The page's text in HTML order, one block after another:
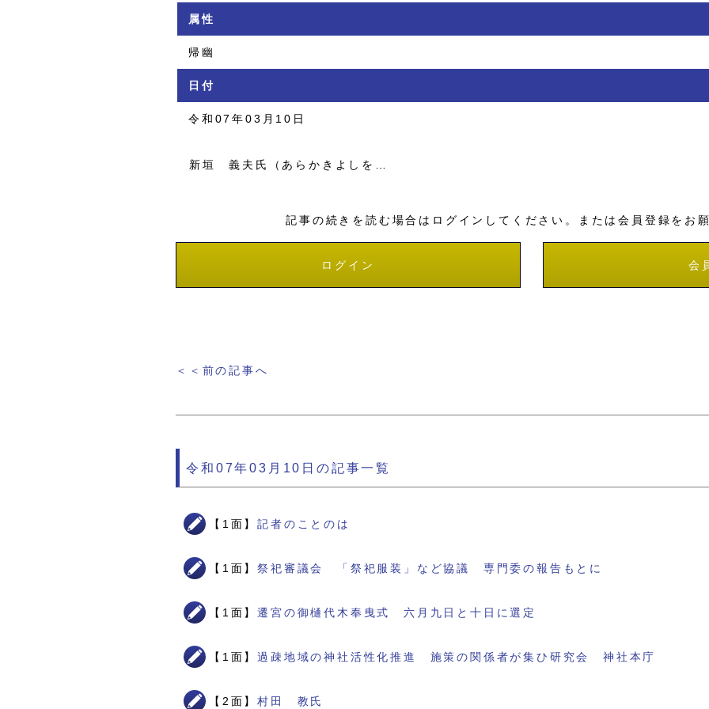
属性
帰幽
日付
令和07年03月10日
新垣 義夫氏（あらかきよしを…
記事の続きを読む場合はログインしてください。または会員登録をお
ログイン 会
＜＜前の記事へ
令和07年03月10日の記事一覧
【1面】記者のことのは
【1面】祭祀審議会 「祭祀服装」など協議 専門委の報告もとに
【1面】遷宮の御樋代木奉曳式 六月九日と十日に選定
【1面】過疎地域の神社活性化推進 施策の関係者が集ひ研究会 神社本庁
【2面】村田 教氏